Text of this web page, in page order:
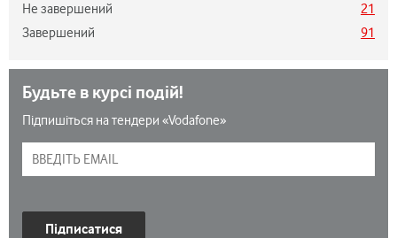
Не завершений
21
Завершений
91
Будьте в курсі подій!
Підпишіться на тендери «Vodafone»
Підписатися